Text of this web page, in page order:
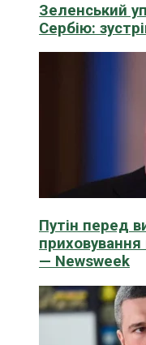
Зеленський
Сербію:
Путін перед
— Newsweek